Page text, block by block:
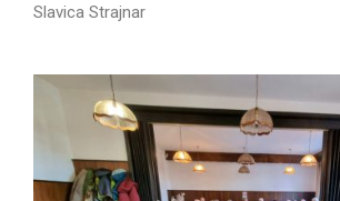
Slavica Strajnar